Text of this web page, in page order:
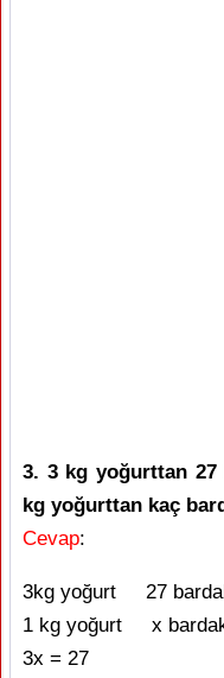
3. 3 kg yoğurttan 27
kg yoğurttan kaç
Cevap:
3kg yoğurt 27
1 kg yoğurt x
3x = 27